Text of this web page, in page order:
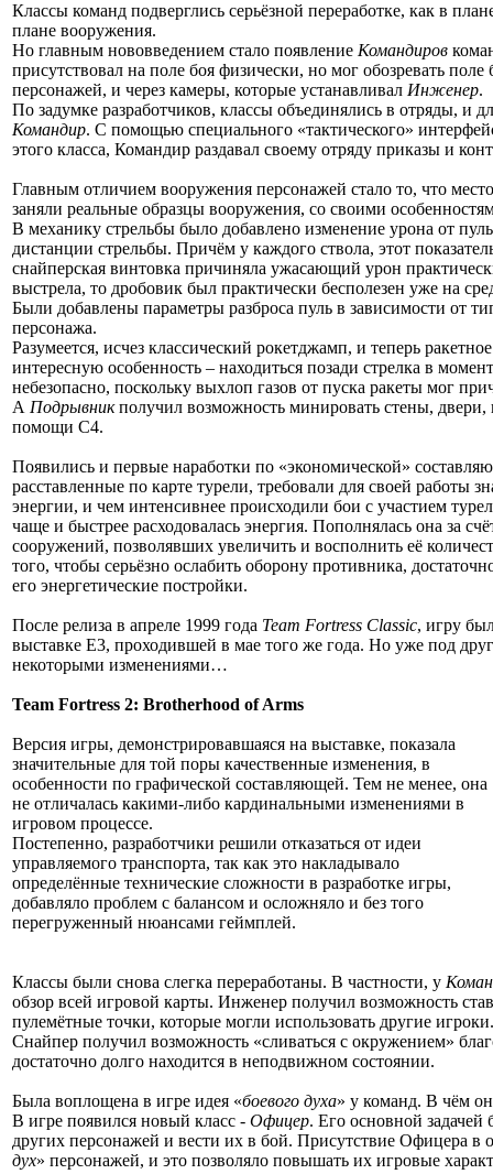
Классы команд подверглись серьёзной переработке, как в
плане вооружения.
Но главным нововведением стало появление Командиров
присутствовал на поле боя физически, но мог обозревать поле
персонажей, и через камеры, которые устанавливал Инженер.
По задумке разработчиков, классы объединялись в отряды, и
Командир. С помощью специального «тактического»
этого класса, Командир раздавал своему отряду приказы и
Главным отличием вооружения персонажей стало то, что
заняли реальные образцы вооружения, со своими
В механику стрельбы было добавлено изменение урона от
дистанции стрельбы. Причём у каждого ствола, этот
снайперская винтовка причиняла ужасающий урон
выстрела, то дробовик был практически бесполезен уже на
Были добавлены параметры разброса пуль в зависимости от
персонажа.
Разумеется, исчез классический рокетджамп, и теперь
интересную особенность – находиться позади стрелка в
небезопасно, поскольку выхлоп газов от пуска ракеты мог
А Подрывникполучил возможность минировать стены,
помощи С4.
Появились и первые наработки по «экономической»
расставленные по карте турели, требовали для своей работы
энергии, и чем интенсивнее происходили бои с участием
чаще и быстрее расходовалась энергия. Пополнялась она за
сооружений, позволявших увеличить и восполнить её
того, чтобы серьёзно ослабить оборону противника,
его энергетические постройки.
После релиза в апреле 1999 года Team Fortress Classic, игру
выставке Е3, проходившей в мае того же года. Но уже под
некоторыми изменениями…
Team Fortress 2: Brotherhood of Arms
Версия игры, демонстрировавшаяся на выставке, показала
значительные для той поры качественные изменения, в
особенности по графической составляющей. Тем не менее, она
не отличалась какими-либо кардинальными изменениями в
игровом процессе.
Постепенно, разработчики решили отказаться от идеи
управляемого транспорта, так как это накладывало
определённые технические сложности в разработке игры,
добавляло проблем с балансом и осложняло и без того
перегруженный нюансами геймплей.
Классы были снова слегка переработаны. В частности, у
обзор всей игровой карты. Инженер получил возможность
пулемётные точки, которые могли использовать другие игроки.
Снайпер получил возможность «сливаться с окружением»
достаточно долго находится в неподвижном состоянии.
Была воплощена в игре идея «боевого духа» у команд. В чём
В игре появился новый класс - Офицер. Его основной задачей
других персонажей и вести их в бой. Присутствие Офицера в
дух» персонажей, и это позволяло повышать их игровые